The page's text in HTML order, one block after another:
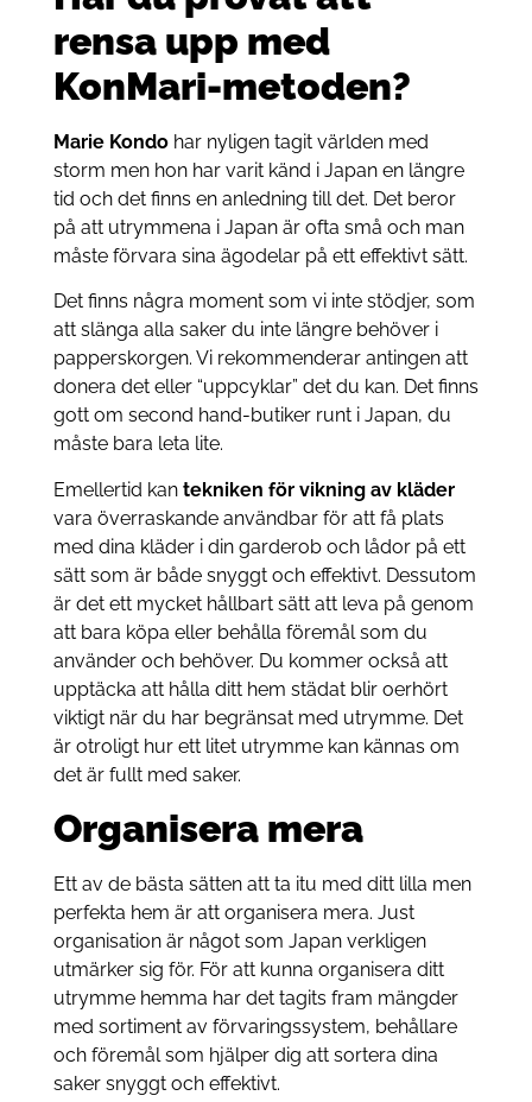
rensa upp med
KonMari-metoden?
Marie Kondohar nyligen tagit världen med
storm men hon har varit känd i Japan en längre
tid och det finns en anledning till det. Det beror
på att utrymmena i Japan är ofta små och man
måste förvara sina ägodelar på ett effektivt sätt.
Det finns några moment som vi inte stödjer, som
att slänga alla saker du inte längre behöver i
papperskorgen. Vi rekommenderar antingen att
donera det eller “uppcyklar” det du kan. Det finns
gott om second hand-butiker runt i Japan, du
måste bara leta lite.
Emellertid kan tekniken för vikning av kläder
vara överraskande användbar för att få plats
med dina kläder i din garderob och lådor på ett
sätt som är både snyggt och effektivt. Dessutom
är det ett mycket hållbart sätt att leva på genom
att bara köpa eller behålla föremål som du
använder och behöver. Du kommer också att
upptäcka att hålla ditt hem städat blir oerhört
viktigt när du har begränsat med utrymme. Det
är otroligt hur ett litet utrymme kan kännas om
det är fullt med saker.
Organisera mera
Ett av de bästa sätten att ta itu med ditt lilla men
perfekta hem är att organisera mera. Just
organisation är något som Japan verkligen
utmärker sig för. För att kunna organisera ditt
utrymme hemma har det tagits fram mängder
med sortiment av förvaringssystem, behållare
och föremål som hjälper dig att sortera dina
saker snyggt och effektivt.